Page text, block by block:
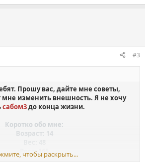
#3
Прошу вас, дайте мне советы,
мне изменить внешность. Я не хочу
сабом3до конца жизни.
Коротко обо мне:
Возраст: 14
Рост: 165
Дистальный
чтобы раскрыть...